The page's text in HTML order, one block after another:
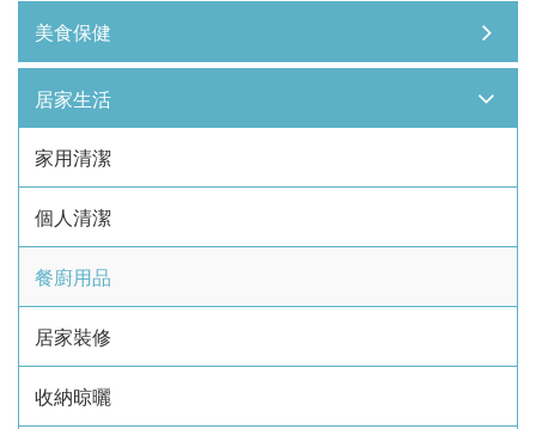
美食保健
居家生活
家用清潔
個人清潔
餐廚用品
居家裝修
收納晾曬